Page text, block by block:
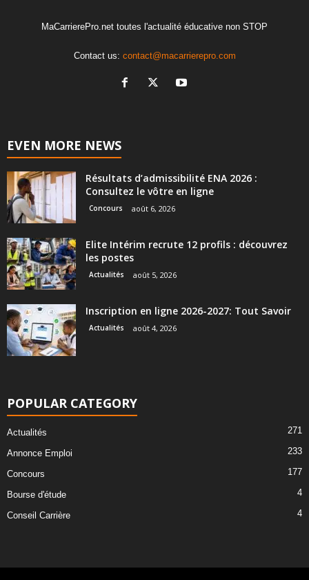
MaCarrierePro.net toutes l'actualité éducative non STOP
Contact us: contact@macarrierepro.com
EVEN MORE NEWS
Résultats d’admissibilité ENA 2026 :
Consultez le vôtre en ligne
Concours août 6, 2026
Elite Intérim recrute 12 profils : découvrez
les postes
Actualités août 5, 2026
Inscription en ligne 2026-2027: Tout Savoir
Actualités août 4, 2026
POPULAR CATEGORY
Actualités 271
Annonce Emploi 233
Concours 177
Bourse d'étude 4
Conseil Carrière 4